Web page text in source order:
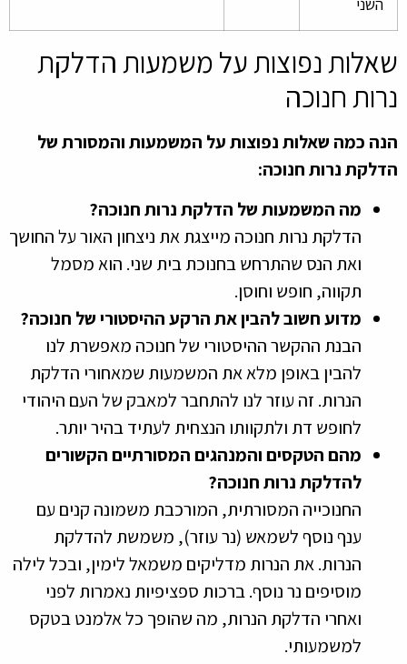
שאלות נפוצות על משמעות הדלקת
נרות חנוכה
הנה כמה שאלות נפוצות על המשמעות והמסורת של
הדלקת נרות חנוכה:
מה המשמעות של הדלקת נרות חנוכה?
הדלקת נרות חנוכה מייצגת את ניצחון האור על החושך
ואת הנס שהתרחש בחנוכת בית שני. הוא מסמל
תקווה, חופש וחוסן.
מדוע חשוב להבין את הרקע ההיסטורי של חנוכה?
הבנת ההקשר ההיסטורי של חנוכה מאפשרת לנו
להבין באופן מלא את המשמעות שמאחורי הדלקת
הנרות. זה עוזר לנו להתחבר למאבק של העם היהודי
לחופש דת ולתקוותו הנצחית לעתיד בהיר יותר.
מהם הטקסים והמנהגים המסורתיים הקשורים
להדלקת נרות חנוכה?
החנוכייה המסורתית, המורכבת משמונה קנים עם
ענף נוסף לשמאש (נר עוזר), משמשת להדלקת
הנרות. את הנרות מדליקים משמאל לימין, ובכל לילה
מוסיפים נר נוסף. ברכות ספציפיות נאמרות לפני
ואחרי הדלקת הנרות, מה שהופך כל אלמנט בטקס
למשמעותי.